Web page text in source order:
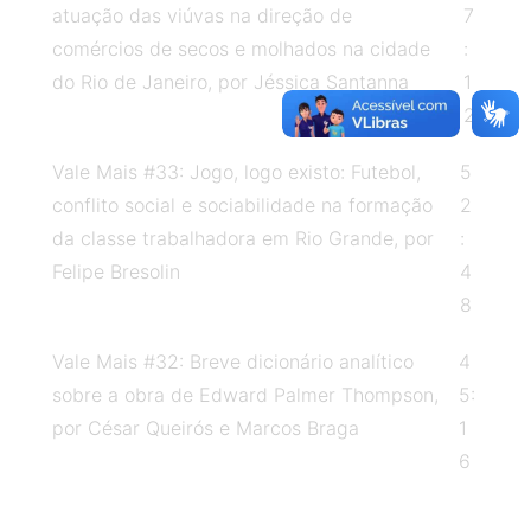
do trabalho. Aponta como diferencial do
profissional docente na Educação Básica,
reconhecendo nessa experiência um saber
constituído, que no diálogo com a
universidade, enriquece-a e é enriquecido. O
professor destaca também a capacidade do
ProfHistória em mobilizar questões que são
de História no país. Magalhães ainda debate o
processo de precarização do trabalho docente
atualmente. Para saber mais sobre esse
atuação das viúvas na direção de
comércios de secos e molhados na cidade
do Rio de Janeiro, por Jéssica Santanna
7
:
1
2
Vale Mais #33: Jogo, logo existo: Futebol,
conflito social e sociabilidade na formação
da classe trabalhadora em Rio Grande, por
Felipe Bresolin
5
2
:
4
8
Vale Mais #32: Breve dicionário analítico
sobre a obra de Edward Palmer Thompson,
por César Queirós e Marcos Braga
4
5:
1
6